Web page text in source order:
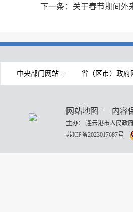
下一条： 关于春节期间外
中央部门网站 省（区市）政府
网站地图 | 内容
主办： 连云港市人民
苏ICP备2023017687号